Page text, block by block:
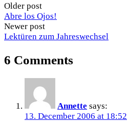
Older post
Abre los Ojos!
Newer post
Lektüren zum Jahreswechsel
6 Comments
Annette says:
13. December 2006 at 18:52